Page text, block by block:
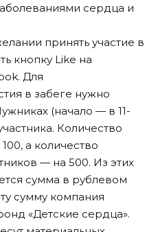
сердца и
принять участие в
кнопку Like на
Для
в забеге нужно
(начало — в 11-
Количество
а количество
— на 500. Из этих
сумма в рублевом
сумму компания
«Детские сердца».